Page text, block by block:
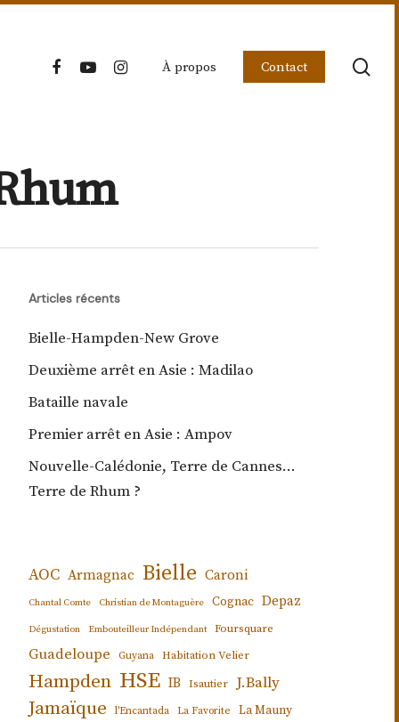
facebookyoutubeinstagramÀ propos Contact
Articles récents
Bielle-Hampden-New Grove
Deuxième arrêt en Asie : Madilao
Bataille navale
Premier arrêt en Asie : Ampov
Nouvelle-Calédonie, Terre de Cannes…
Terre de Rhum ?
AOC Armagnac Bielle Caroni
Chantal Comte Christian de Montaguère Cognac Depaz
Dégustation Embouteilleur Indépendant Foursquare
Guadeloupe Guyana Habitation Velier
Hampden HSE IB Isautier J.Bally
Jamaïque l'Encantada La Favorite La Mauny